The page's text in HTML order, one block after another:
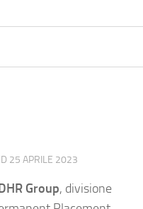
25 APRILE 2023
Group, divisione